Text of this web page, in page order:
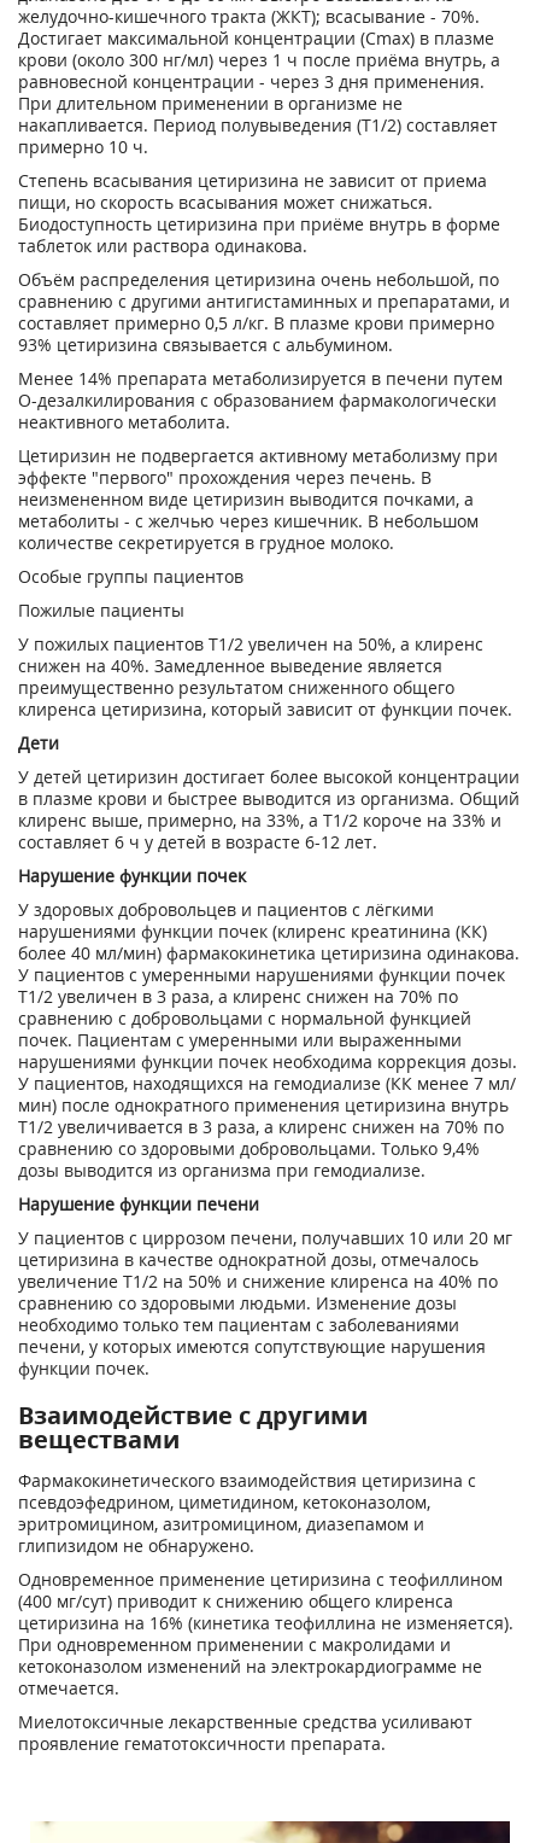
желудочно-кишечного тракта (ЖКТ); всасывание - 70%.
Достигает максимальной концентрации (Сmах) в плазме
крови (около 300 нг/мл) через 1 ч после приёма внутрь, а
равновесной концентрации - через 3 дня применения.
При длительном применении в организме не
накапливается. Период полувыведения (Т1/2) составляет
примерно 10 ч.
Степень всасывания цетиризина не зависит от приема
пищи, но скорость всасывания может снижаться.
Биодоступность цетиризина при приёме внутрь в форме
таблеток или раствора одинакова.
Объём распределения цетиризина очень небольшой, по
сравнению с другими антигистаминных и препаратами, и
составляет примерно 0,5 л/кг. В плазме крови примерно
93% цетиризина связывается с альбумином.
Менее 14% препарата метаболизируется в печени путем
О-дезалкилирования с образованием фармакологически
неактивного метаболита.
Цетиризин не подвергается активному метаболизму при
эффекте "первого" прохождения через печень. В
неизмененном виде цетиризин выводится почками, а
метаболиты - с желчью через кишечник. В небольшом
количестве секретируется в грудное молоко.
Особые группы пациентов
Пожилые пациенты
У пожилых пациентов Т1/2 увеличен на 50%, а клиренс
снижен на 40%. Замедленное выведение является
преимущественно результатом сниженного общего
клиренса цетиризина, который зависит от функции почек.
Дети
У детей цетиризин достигает более высокой концентрации
в плазме крови и быстрее выводится из организма. Общий
клиренс выше, примерно, на 33%, а Т1/2 короче на 33% и
составляет 6 ч у детей в возрасте 6-12 лет.
Нарушение функции почек
У здоровых добровольцев и пациентов с лёгкими
нарушениями функции почек (клиренс креатинина (КК)
более 40 мл/мин) фармакокинетика цетиризина одинакова.
У пациентов с умеренными нарушениями функции почек
Т1/2 увеличен в 3 раза, а клиренс снижен на 70% по
сравнению с добровольцами с нормальной функцией
почек. Пациентам с умеренными или выраженными
нарушениями функции почек необходима коррекция дозы.
У пациентов, находящихся на гемодиализе (КК менее 7 мл/
мин) после однократного применения цетиризина внутрь
Т1/2 увеличивается в 3 раза, а клиренс снижен на 70% по
сравнению со здоровыми добровольцами. Только 9,4%
дозы выводится из организма при гемодиализе.
Нарушение функции печени
У пациентов с циррозом печени, получавших 10 или 20 мг
цетиризина в качестве однократной дозы, отмечалось
увеличение Т1/2 на 50% и снижение клиренса на 40% по
сравнению со здоровыми людьми. Изменение дозы
необходимо только тем пациентам с заболеваниями
печени, у которых имеются сопутствующие нарушения
функции почек.
Взаимодействие с другими
веществами
Фармакокинетического взаимодействия цетиризина с
псевдоэфедрином, циметидином, кетоконазолом,
эритромицином, азитромицином, диазепамом и
глипизидом не обнаружено.
Одновременное применение цетиризина с теофиллином
(400 мг/сут) приводит к снижению общего клиренса
цетиризина на 16% (кинетика теофиллина не изменяется).
При одновременном применении с макролидами и
кетоконазолом изменений на электрокардиограмме не
отмечается.
Миелотоксичные лекарственные средства усиливают
проявление гематотоксичности препарата.